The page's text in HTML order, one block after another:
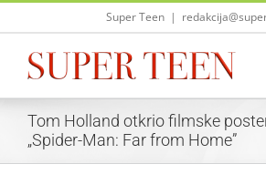
Skip
Super Teen |
Tom Holland otkrio filmske
„Spider-Man: Far from Home”